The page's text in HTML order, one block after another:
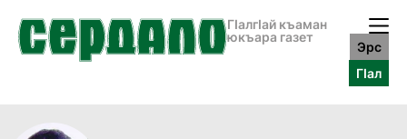
ГӀалгӀай къаман
юкъара газет
Эрс
ГӀал